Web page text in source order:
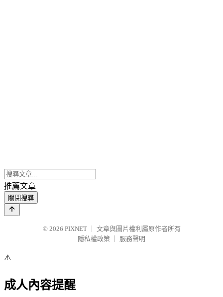
推薦文章
關閉搜尋
© 2026 PIXNET
文章與圖片權利屬原作者所有
隱私權政策
服務聲明
⚠️
成人內容提醒